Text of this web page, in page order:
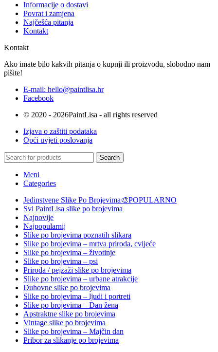
Informacije o dostavi
Povrat i zamjena
Najčešća pitanja
Kontakt
Kontakt
Ako imate bilo kakvih pitanja o kupnji ili proizvodu, slobodno nam
pišite!
E-mail: hello@paintlisa.hr
Facebook
© 2020 - 2026PaintLisa - all rights reserved
Izjava o zaštiti podataka
Opći uvjeti poslovanja
Search
Meni
Categories
Jedinstvene Slike Po Brojevima🎨POPULARNO
Svi PaintLisa slike po brojevima
Najnovije
Najpopularnij
Slike po brojevima poznatih slikara
Slike po brojevima – mrtva priroda, cvijeće
Slike po brojevima – životinje
Slike po brojevima – psi
Priroda / pejzaži slike po brojevima
Slike po brojevima – urbane atrakcije
Duhovne slike po brojevima
Slike po brojevima – ljudi i portreti
Slike po brojevima – Dan žena
Apstraktne slike po brojevima
Vintage slike po brojevima
Slike po brojevima – Majčin dan
Pribor za slikanje po brojevima